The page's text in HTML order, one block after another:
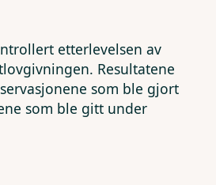
etterlevelsen av
Resultatene
som ble gjort
som ble gitt under